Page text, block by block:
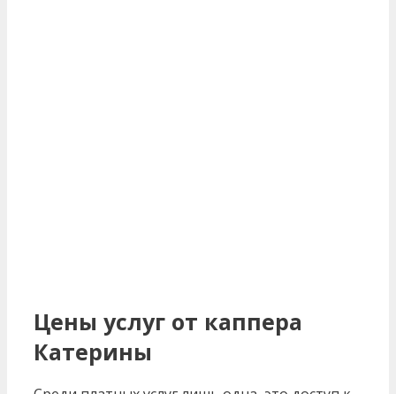
Цены услуг от каппера
Катерины